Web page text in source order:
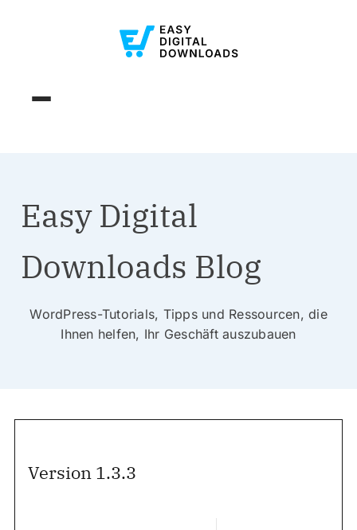
Easy Digital
Downloads Blog
WordPress-Tutorials, Tipps und Ressourcen, die
Ihnen helfen, Ihr Geschäft auszubauen
Version 1.3.3